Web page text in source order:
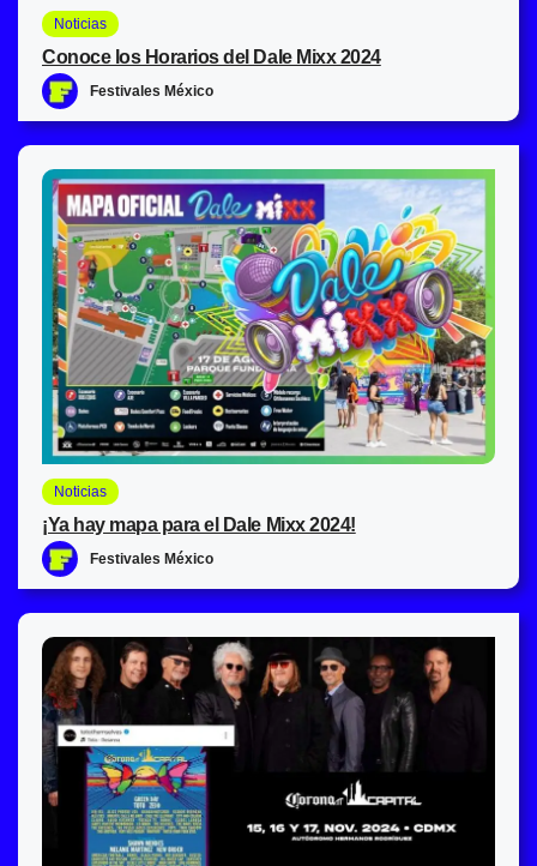
Noticias
Conoce los Horarios del Dale Mixx 2024
Festivales México
Noticias
¡Ya hay mapa para el Dale Mixx 2024!
Festivales México